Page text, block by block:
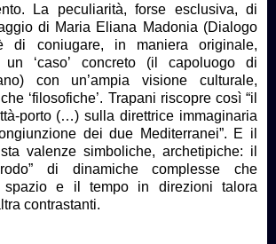
La peculiarità, forse esclusiva, di
di Maria Eliana Madonia (Dialogo
di coniugare, in maniera originale,
un ‘caso’ concreto (il capoluogo di
con un’ampia visione culturale,
‘filosofiche’. Trapani riscopre così “il
porto (…) sulla direttrice immaginaria
dei due Mediterranei”. E il
valenze simboliche, archetipiche: il
di dinamiche complesse che
spazio e il tempo in direzioni talora
contrastanti.